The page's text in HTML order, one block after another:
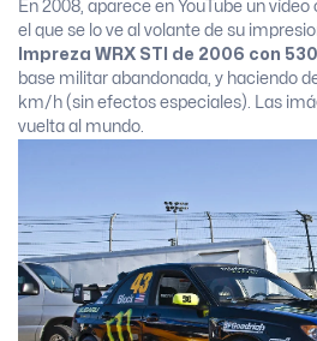
En 2008, aparece en YouTube un
el que se lo ve al volante de su
Impreza WRX STI de 2006 con
base militar abandonada, y haciendo
km/h (sin efectos especiales). Las
vuelta al mundo.